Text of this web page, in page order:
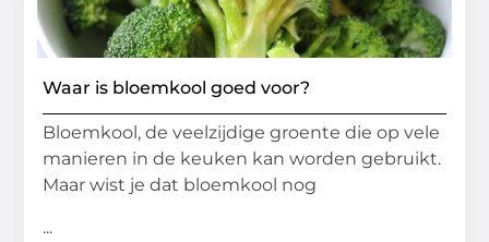
Waar is bloemkool goed voor?
Bloemkool, de veelzijdige groente die op vele
manieren in ⁢de keuken⁤ kan worden gebruikt.
Maar wist je dat ‍bloemkool nog
...